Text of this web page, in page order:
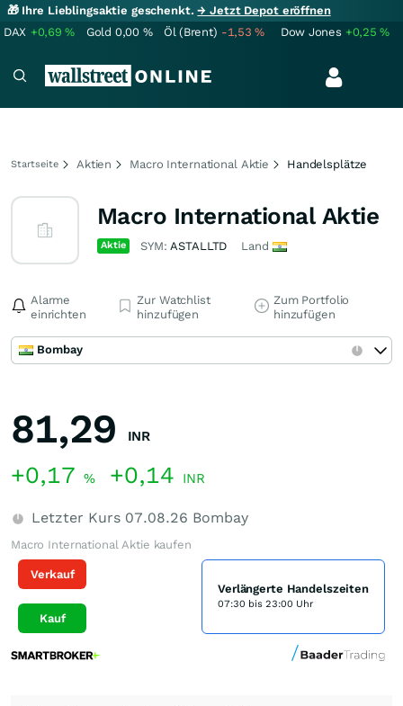
🎁 Ihre Lieblingsaktie geschenkt.→ Jetzt Depot eröffnen
DAX +0,69% Gold 0,00 % Öl (Brent) -1,53% Dow Jones +0,25%
Startseite Aktien Macro International Aktie Handelsplätze
Macro International Aktie
Aktie SYM:ASTALLTD Land
Alarme
einrichten
Zur Watchlist
hinzufügen
Zum Portfolio
hinzufügen
Bombay
81,29 INR
+0,17 % +0,14 INR
Letzter Kurs 07.08.26 Bombay
Macro International Aktie kaufen
Verkauf
Kauf
Verlängerte Handelszeiten
07:30 bis 23:00 Uhr